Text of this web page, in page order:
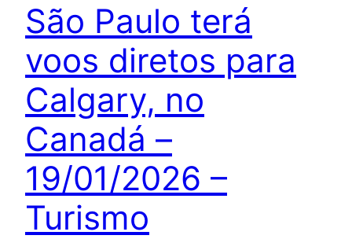
São Paulo terá
voos diretos para
Calgary, no
Canadá –
19/01/2026 –
Turismo